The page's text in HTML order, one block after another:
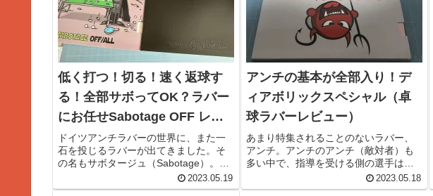
低く打つ！切る！速く返球す
る！全部サボってOK？ラバー
にお任せSabotage OFF レビ
ュー
ドイツアンチラバーの世界に、また一
石を投じるラバーが出てきました。そ
の名もサボタージュ（Sabotage）。ド
イツメーカーなのに、フランス語で命
名されたこのラバー、その意味は「妨
2023.05.19
アンチの基本が全部入り！デ
ィアボリックスペシャル（卓
球ラバーレビュー）
あまり特集されることのないラバー、
アンチ。アンチのアンチ（敵対者）も
多い中で、指導を受ける側の選手は、
アンチラバーを薦められないことが多
く、現在では見たことも触ったことも
2023.05.18